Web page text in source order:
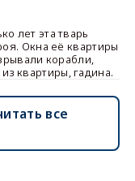
лет эта тварь
Окна её квартиры
корабли,
квартиры, гадина.
все